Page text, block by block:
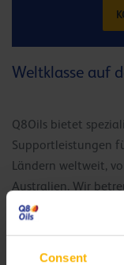
Consent
Weltklasse auf
Q8Oils bietet
Supportleistungen
Ländern weltweit,
Australien. Wir
Partner in ihrer
Bei Q8Oils stehen